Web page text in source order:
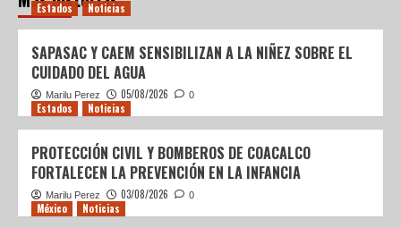
Estados Noticias
SAPASAC Y CAEM SENSIBILIZAN A LA NIÑEZ SOBRE EL
CUIDADO DEL AGUA
Marilu Perez 05/08/2026 0
Estados Noticias
PROTECCIÓN CIVIL Y BOMBEROS DE COACALCO
FORTALECEN LA PREVENCIÓN EN LA INFANCIA
Marilu Perez 03/08/2026 0
México Noticias